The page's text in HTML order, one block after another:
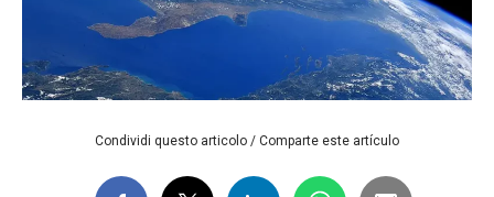
Condividi questo articolo / Comparte este artículo